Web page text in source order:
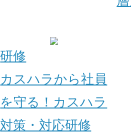
研修
カスハラから社員
を守る！カスハラ
対策・対応研修